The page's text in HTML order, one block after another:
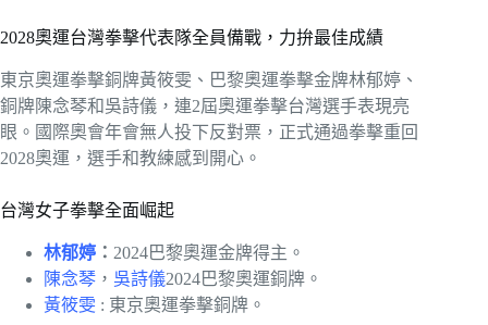
2028奧運台灣拳擊代表隊全員備戰，力拚最佳成績
東京奧運拳擊銅牌黃筱雯、巴黎奧運拳擊金牌林郁婷、
銅牌陳念琴和吳詩儀，連2屆奧運拳擊台灣選手表現亮
眼。國際奧會年會無人投下反對票，正式通過拳擊重回
2028奧運，選手和教練感到開心。
台灣女子拳擊全面崛起
林郁婷 ： 2024巴黎奧運金牌得主。
陳念琴 ， 吳詩儀2024巴黎奧運銅牌。
黃筱雯 : 東京奧運拳擊銅牌。